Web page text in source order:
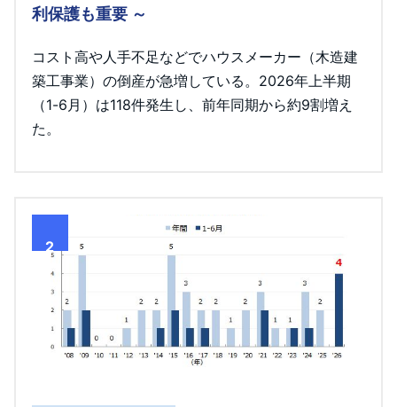
利保護も重要 ～
コスト高や人手不足などでハウスメーカー（木造建
築工事業）の倒産が急増している。2026年上半期
（1-6月）は118件発生し、前年同期から約9割増え
た。
2